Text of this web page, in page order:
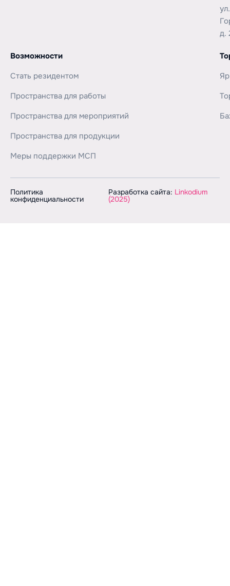
д.
Возможности
Стать резидентом
Пространства для работы
Пространства для мероприятий
Пространства для продукции
Меры поддержки МСП
Политика
конфиденциальности
Разработка сайта: Linkodium
(2025)